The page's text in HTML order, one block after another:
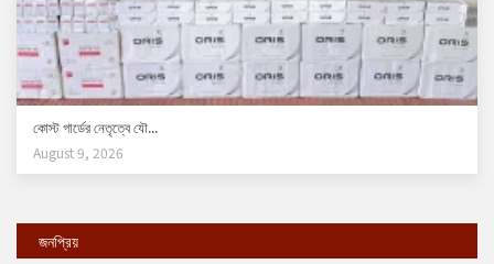
কোস্ট গার্ডের নেতৃত্বে যৌ...
August 9, 2026
জনপ্রিয়